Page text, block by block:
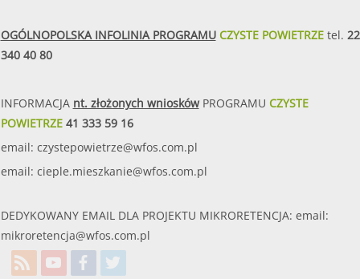
OGÓLNOPOLSKA INFOLINIA PROGRAMUCZYSTE POWIETRZEtel. 22
340 40 80
INFORMACJA nt. złożonych wnioskówPROGRAMU CZYSTE
POWIETRZE41 333 59 16
email: czystepowietrze@wfos.com.pl
email: cieple.mieszkanie@wfos.com.pl
DEDYKOWANY EMAIL DLA PROJEKTU MIKRORETENCJA: email:
mikroretencja@wfos.com.pl